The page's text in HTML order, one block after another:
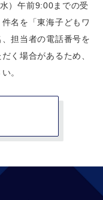
）午前9:00までの受
名を「東海子どもワ
担当者の電話番号を
く場合があるため、
。